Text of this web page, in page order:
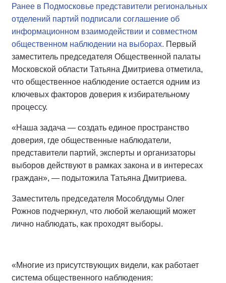
Ранее в Подмосковье представители региональных
отделений партий подписали соглашение об
информационном взаимодействии и совместном
общественном наблюдении на выборах. Первый
заместитель председателя Общественной палаты
Московской области Татьяна Дмитриева отметила,
что общественное наблюдение остается одним из
ключевых факторов доверия к избирательному
процессу.
«Наша задача — создать единое пространство
доверия, где общественные наблюдатели,
представители партий, эксперты и организаторы
выборов действуют в рамках закона и в интересах
граждан», — подытожила Татьяна Дмитриева.
Заместитель председателя Мособлдумы Олег
Рожнов подчеркнул, что любой желающий может
лично наблюдать, как проходят выборы.
«Многие из присутствующих видели, как работает
система общественного наблюдения: